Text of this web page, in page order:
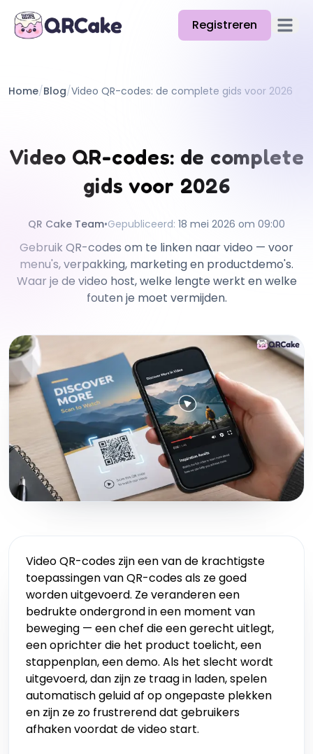
Registreren
Prijzen
Docs
API
Home/Blog/Video QR-codes: de complete gids voor 2026
Video QR-codes: de complete
gids voor 2026
QR Cake Team•Gepubliceerd: 18 mei 2026 om 09:00
Gebruik QR-codes om te linken naar video — voor
menu's, verpakking, marketing en productdemo's.
Waar je de video host, welke lengte werkt en welke
fouten je moet vermijden.
Video QR-codes zijn een van de krachtigste
toepassingen van QR-codes als ze goed
worden uitgevoerd. Ze veranderen een
bedrukte ondergrond in een moment van
beweging — een chef die een gerecht uitlegt,
een oprichter die het product toelicht, een
stappenplan, een demo. Als het slecht wordt
uitgevoerd, dan zijn ze traag in laden, spelen
automatisch geluid af op ongepaste plekken
en zijn ze zo frustrerend dat gebruikers
afhaken voordat de video start.